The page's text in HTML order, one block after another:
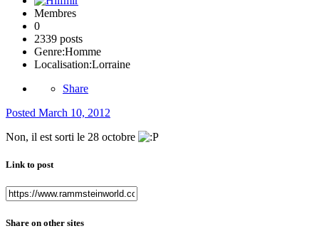
Membres
0
2339 posts
Genre:Homme
Localisation:Lorraine
Share
Posted March 10, 2012
Non, il est sorti le 28 octobre
Link to post
Share on other sites